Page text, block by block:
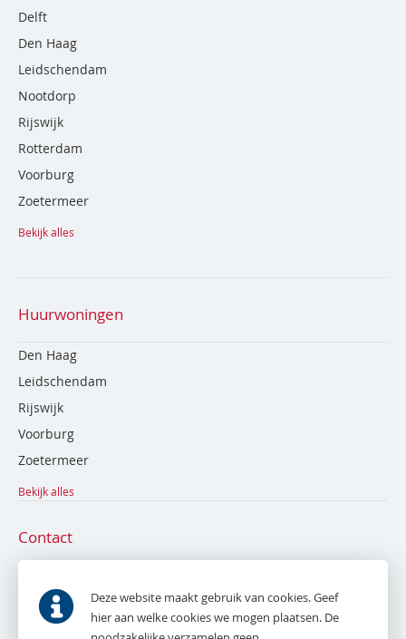
Delft
Den Haag
Leidschendam
Nootdorp
Rijswijk
Rotterdam
Voorburg
Zoetermeer
Bekijk alles
Huurwoningen
Den Haag
Leidschendam
Rijswijk
Voorburg
Zoetermeer
Bekijk alles
Contact
Parkweg 53
2271 AEVoorburg
Deze website maakt gebruik van cookies. Geef
hier aan welke cookies we mogen plaatsen. De